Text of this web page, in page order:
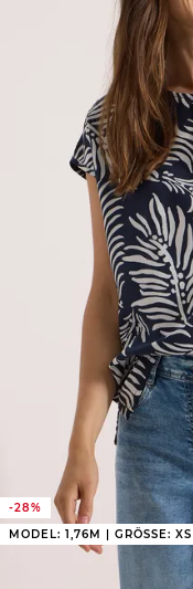
-28%
MODEL: 1,76M | GRÖSSE: XS